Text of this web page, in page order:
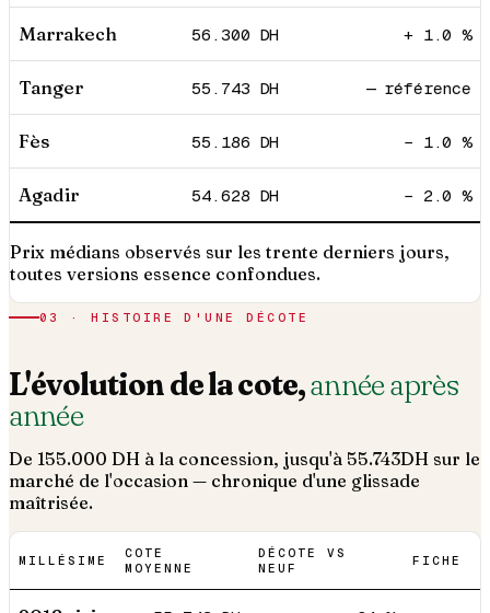
Marrakech 56.300 DH + 1.0 %
Tanger 55.743 DH — référence
Fès 55.186 DH − 1.0 %
Agadir 54.628 DH − 2.0 %
Prix médians observés sur les trente derniers jours,
toutes versions essence confondues.
03 · HISTOIRE D'UNE DÉCOTE
L'évolution de la cote,année après
année
De 155.000 DH à la concession, jusqu'à 55.743DH sur le
marché de l'occasion — chronique d'une glissade
maîtrisée.
MILLÉSIME
COTE
MOYENNE
DÉCOTE VS
NEUF
FICHE